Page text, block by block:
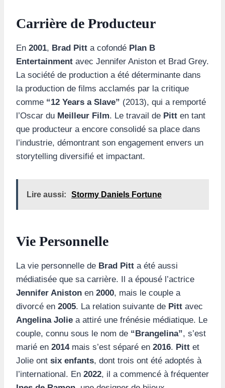
Carrière de Producteur
En 2001, Brad Pitt a cofondé Plan B
Entertainment avec Jennifer Aniston et Brad Grey.
La société de production a été déterminante dans
la production de films acclamés par la critique
comme “12 Years a Slave” (2013), qui a remporté
l’Oscar du Meilleur Film. Le travail de Pitt en tant
que producteur a encore consolidé sa place dans
l’industrie, démontrant son engagement envers un
storytelling diversifié et impactant.
Lire aussi: Stormy Daniels Fortune
Vie Personnelle
La vie personnelle de Brad Pitt a été aussi
médiatisée que sa carrière. Il a épousé l’actrice
Jennifer Aniston en 2000, mais le couple a
divorcé en 2005. La relation suivante de Pitt avec
Angelina Jolie a attiré une frénésie médiatique. Le
couple, connu sous le nom de “Brangelina”, s’est
marié en 2014mais s’est séparé en 2016. Pitt et
Jolie ont six enfants, dont trois ont été adoptés à
l’international. En 2022, il a commencé à fréquenter